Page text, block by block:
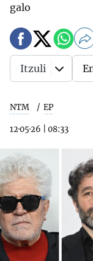
galo
NTM EP
12·05·26 08:33
Itzuli